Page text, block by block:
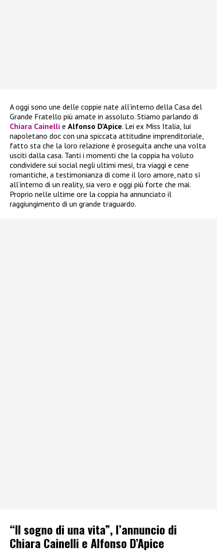
A oggi sono une delle coppie nate all’interno della Casa del
Grande Fratello più amate in assoluto. Stiamo parlando di
Chiara Cainelli e Alfonso D’Apice. Lei ex Miss Italia, lui
napoletano doc con una spiccata attitudine imprenditoriale,
fatto sta che la loro relazione è proseguita anche una volta
usciti dalla casa. Tanti i momenti che la coppia ha voluto
condividere sui social negli ultimi mesi, tra viaggi e cene
romantiche, a testimonianza di come il loro amore, nato sì
all’interno di un reality, sia vero e oggi più forte che mai.
Proprio nelle ultime ore la coppia ha annunciato il
raggiungimento di un grande traguardo.
“Il sogno di una vita”, l’annuncio di
Chiara Cainelli e Alfonso D’Apice